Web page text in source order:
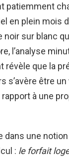
patiemment
en plein mois
noir sur blanc
l’analyse
que la
s’avère être
à une
dans une
: le forfait